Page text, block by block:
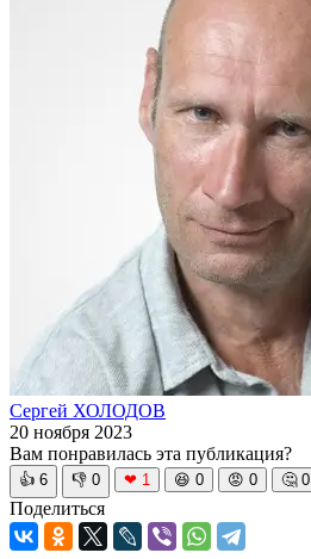
Сергей ХОЛОДОВ
20 ноября 2023
Вам понравилась эта публикация?
👍 6 👎 0 ❤ 1 😆 0 😡 0 🤔 0
Поделиться